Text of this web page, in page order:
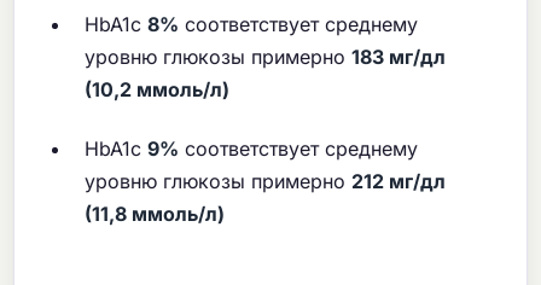
HbA1c8% соответствует среднему
уровню глюкозы примерно183 мг/дл
(10,2 ммоль/л)
HbA1c9% соответствует среднему
уровню глюкозы примерно 212 мг/дл
(11,8 ммоль/л)